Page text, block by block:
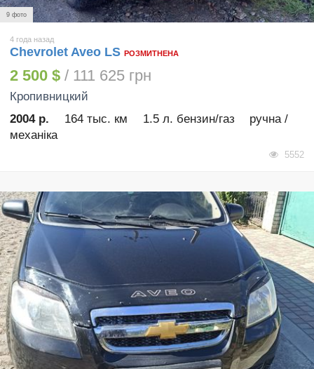
9 фото
4 года назад
Chevrolet Aveo LS РОЗМИТНЕНА
2 500 $ / 111 625 грн
Кропивницкий
2004 р.
164 тыс. км 1.5 л. бензин/газ
ручна /
механіка
5552